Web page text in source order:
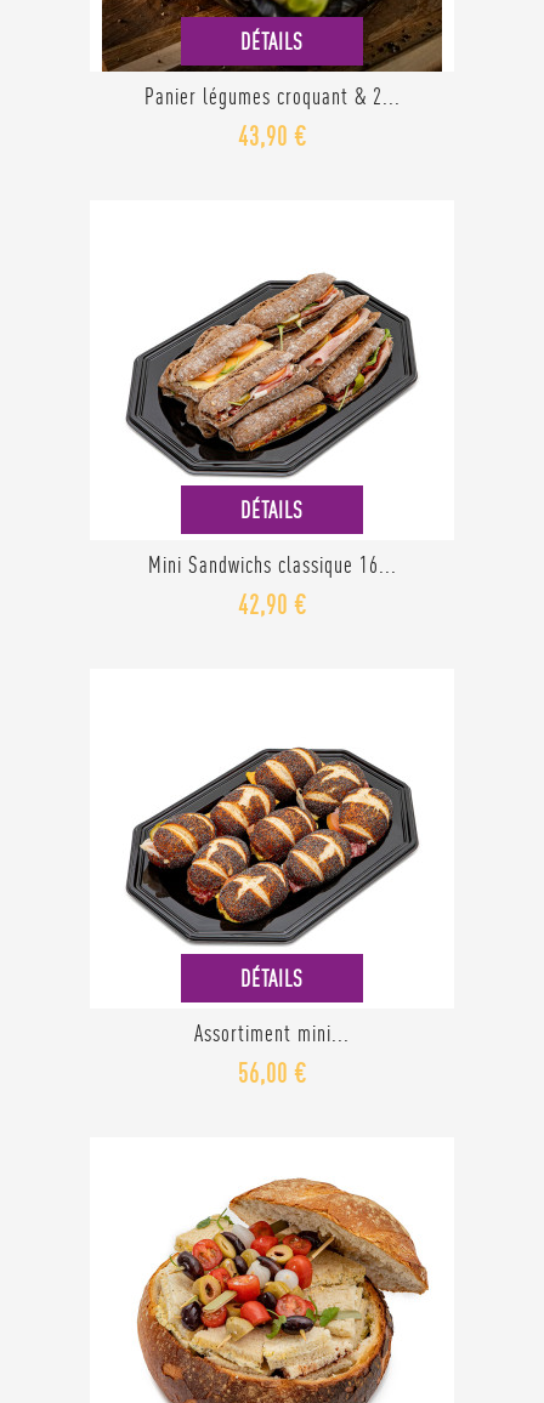
DÉTAILS
Panier légumes croquant & 2...
43,90 €
DÉTAILS
Mini Sandwichs classique 16...
42,90 €
DÉTAILS
Assortiment mini...
56,00 €